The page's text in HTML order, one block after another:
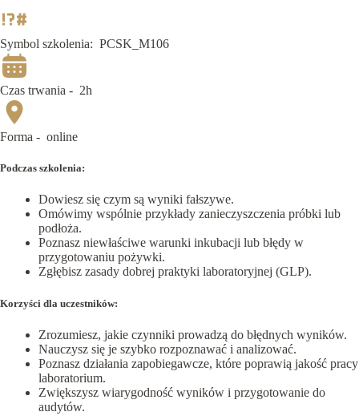
Symbol szkolenia: PCSK_M106
Czas trwania - 2h
Forma - online
Podczas szkolenia:
Dowiesz się czym są wyniki fałszywe.
Omówimy wspólnie przykłady zanieczyszczenia próbki lub
podłoża.
Poznasz niewłaściwe warunki inkubacji lub błędy w
przygotowaniu pożywki.
Zgłębisz zasady dobrej praktyki laboratoryjnej (GLP).
Korzyści dla uczestników:
Zrozumiesz, jakie czynniki prowadzą do błędnych wyników.
Nauczysz się je szybko rozpoznawać i analizować.
Poznasz działania zapobiegawcze, które poprawią jakość pracy
laboratorium.
Zwiększysz wiarygodność wyników i przygotowanie do
audytów.